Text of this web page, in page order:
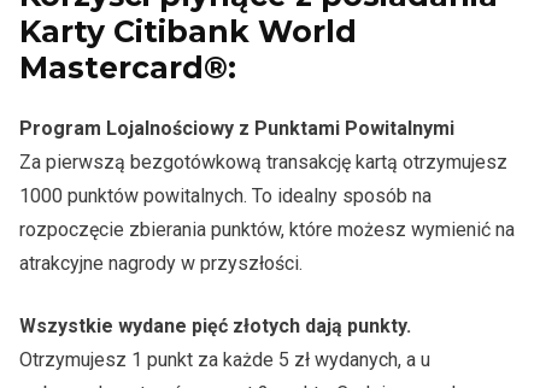
Karty Citibank World
Mastercard®:
Program Lojalnościowy z Punktami Powitalnymi
Za pierwszą bezgotówkową transakcję kartą otrzymujesz
1000 punktów powitalnych. To idealny sposób na
rozpoczęcie zbierania punktów, które możesz wymienić na
atrakcyjne nagrody w przyszłości.
Wszystkie wydane pięć złotych dają punkty.
Otrzymujesz 1 punkt za każde 5 zł wydanych, a u